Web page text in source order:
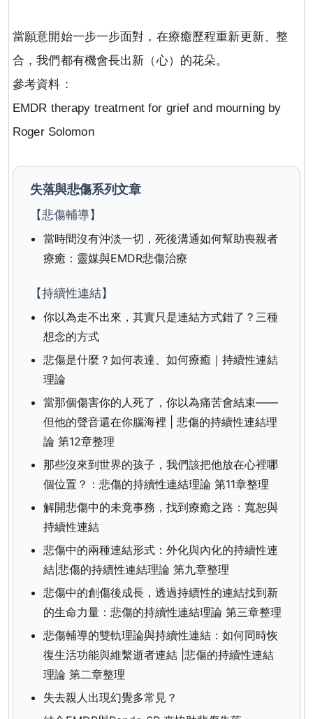
當願意開始一步一步面對，在療癒歷程重新更新、整
合，我們都有機會長出新（心）的花朵。
參考資料：
EMDR therapy treatment for grief and mourning by
Roger Solomon
失落與悲傷系列文章
【悲傷輔導】
當時間沒有沖淡一切，死後溝通如何幫助喪親者
療癒：靈媒與EMDR悲傷治療
【持續性連結】
你以為走不出來，其實只是連結方式錯了？三種
想念的方式
悲傷是什麼？如何表達、如何療癒｜持續性連結
理論
當那個傷害你的人死了，你以為痛苦會結束——
但他的聲音還在你腦海裡 | 悲傷的持續性連結理
論 第12章整理
那些沒來到世界的孩子，我們該把他放在心裡哪
個位置？：悲傷的持續性連結理論 第11章整理
解開悲傷中的未竟事務，找到療癒之路：寬恕與
持續性連結
悲傷中的兩種連結形式：外化與內化的持續性連
結|悲傷的持續性連結理論 第九章整理
悲傷中的創傷後成長，透過持續性的連結找到新
的生命力量：悲傷的持續性連結理論 第三章整理
悲傷輔導的雙軌理論與持續性連結：如何同時恢
復生活功能與維繫逝者連結 |悲傷的持續性連結
理論 第二章整理
失去親人出現幻覺多常見？